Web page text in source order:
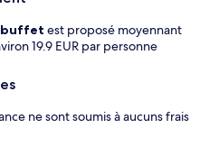
buffet est proposé moyennant
19.9 EUR par personne
ne sont soumis à aucuns frais